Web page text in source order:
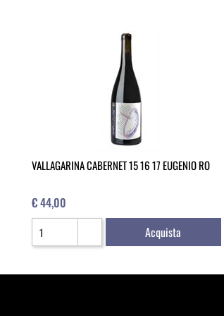
VALLAGARINA CABERNET 15 16 17 EUGENIO RO
€ 44,00
Quantità
Acquista